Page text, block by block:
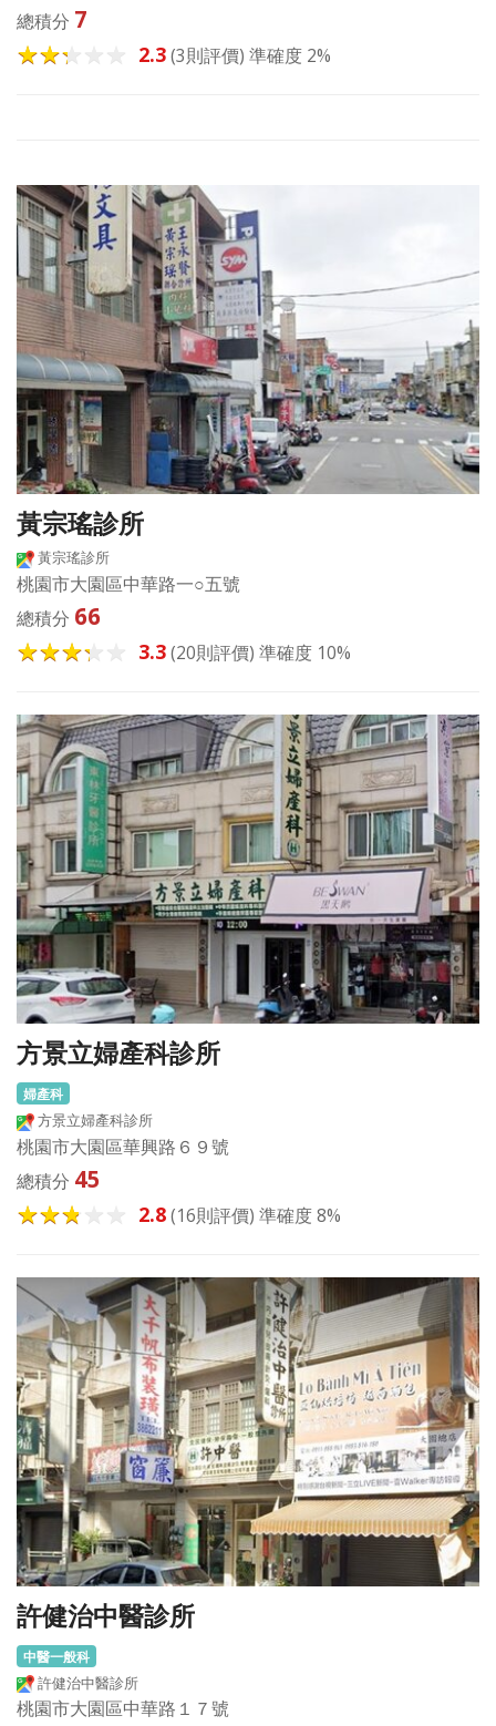
總積分 7
2.3(3則評價) 準確度 2%
黃宗瑤診所
黃宗瑤診所
桃園市大園區中華路一○五號
總積分 66
3.3(20則評價) 準確度 10%
方景立婦產科診所
婦產科
方景立婦產科診所
桃園市大園區華興路６９號
總積分 45
2.8(16則評價) 準確度 8%
許健治中醫診所
中醫一般科
許健治中醫診所
桃園市大園區中華路１７號